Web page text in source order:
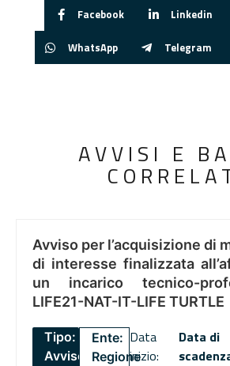
Facebook Linkedin
WhatsApp Telegram
AVVISI E
Avviso per l’acquisizione di
di interesse finalizzata
un incarico tecnico-
LIFE21-NAT-IT-LIFE TURTLE
Tipo:
Avviso
Ente:
Regione
Data
inizio:
Data di